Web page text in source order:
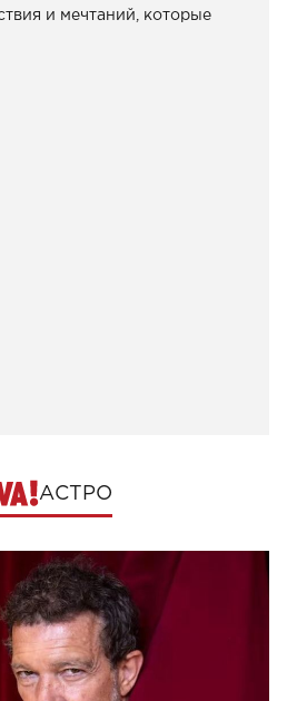
и мечтаний, которые
АСТРО